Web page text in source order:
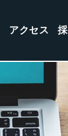
アクセス